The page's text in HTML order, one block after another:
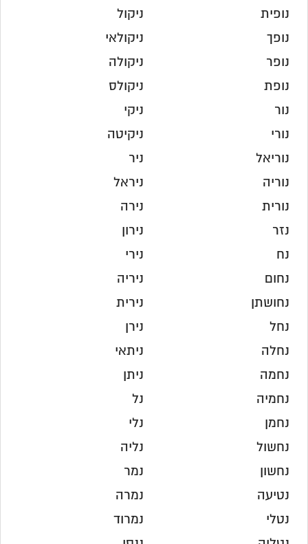
נופית
נופך
נופר
נופת
נור
נורי
נוריאל
נוריה
נורית
נזר
נח
נחום
נחושתן
נחל
נחלה
נחמה
נחמיה
נחמן
נחשול
נחשון
נטיעה
נטלי
ניקול
ניקולאי
ניקולה
ניקולס
ניקי
ניקיטה
ניר
ניראל
נירה
נירון
נירי
ניריה
נירית
נירן
ניתאי
ניתן
נל
נלי
נליה
נמר
נמרה
נמרוד